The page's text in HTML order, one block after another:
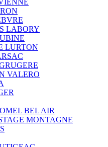
LABORY
LURTON
VALERO
BEL AIR
MONTAGNE